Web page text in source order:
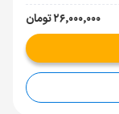
۲۶٬۰۰۰٬۰۰۰ تومان